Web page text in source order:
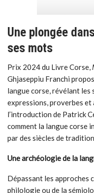
Une plongée
ses mots
Prix 2024 du Livre Corse,
Ghjaseppiu Franchi
langue corse, révélant les
expressions, proverbes et
l’introduction de Patrick
comment la langue corse
par des siècles de
Une archéologie de la
Dépassant les approches
philologie ou de la